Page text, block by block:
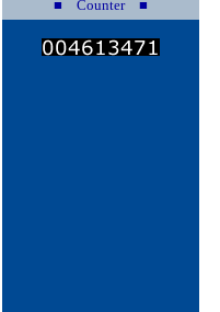
■ Counter ■